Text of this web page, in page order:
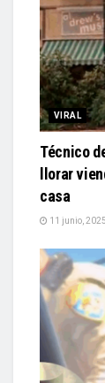
VIRAL
Técnico
llorar
casa
11 junio, 2025